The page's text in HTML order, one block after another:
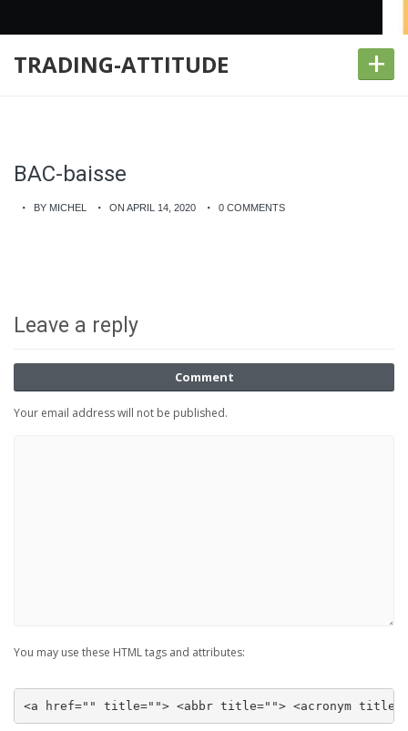
TRADING-ATTITUDE +
BAC-baisse
BY MICHEL ON APRIL 14, 2020 0 COMMENTS
Leave a reply
Comment
Your email address will not be published.
You may use these HTML tags and attributes:
<a href="" title=""> <abbr title=""> <acronym